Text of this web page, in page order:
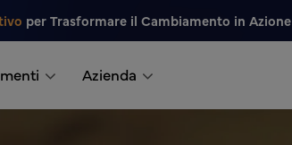
per Trasformare il Cambiamento in Azione
Azienda